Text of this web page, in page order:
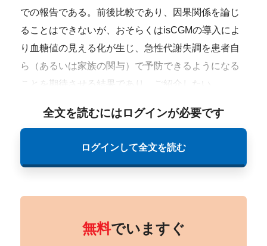
での報告である。前後比較であり、因果関係を論じ
ることはできないが、おそらくはisCGMの導入によ
り血糖値の見える化が生じ、急性代謝失調を患者自
ら（あるいは家族の関与）で予防できるようになる
ことを期待させる結果であり、ご紹介したい。
全文を読むにはログインが必要です
ログインして全文を読む
無料でいますぐ